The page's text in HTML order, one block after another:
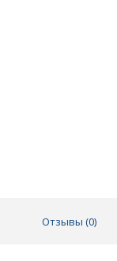
Отзывы (0)